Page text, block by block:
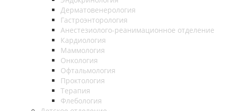
Дерматовенерология
Гастроэнторология
Анестезиолого-реанимационное отделение
Кардиология
Маммология
Онкология
Офтальмология
Проктология
Терапия
Флебология